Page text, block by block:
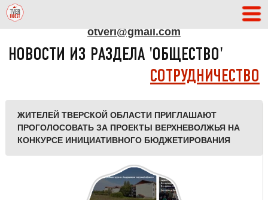
otveri@gmail.com
НОВОСТИ ИЗ РАЗДЕЛА 'ОБЩЕСТВО'
СОТРУДНИЧЕСТВО
ЖИТЕЛЕЙ ТВЕРСКОЙ ОБЛАСТИ ПРИГЛАШАЮТ
ПРОГОЛОСОВАТЬ ЗА ПРОЕКТЫ ВЕРХНЕВОЛЖЬЯ НА
КОНКУРСЕ ИНИЦИАТИВНОГО БЮДЖЕТИРОВАНИЯ